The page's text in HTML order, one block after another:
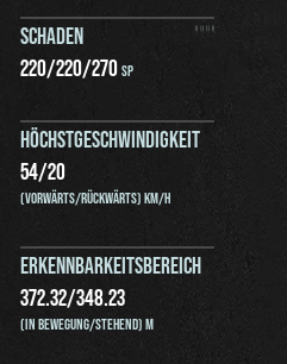
SCHADEN
220/220/270SP
HÖCHSTGESCHWINDIGKEIT
54/20
(VORWÄRTS/RÜCKWÄRTS) KM/H
ERKENNBARKEITSBEREICH
372.32/348.23
(IN BEWEGUNG/STEHEND) M